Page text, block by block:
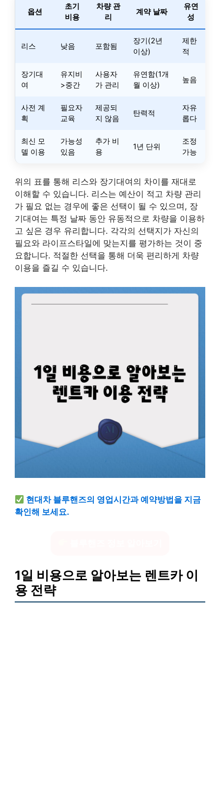
옵션
초기
비용
차량 관
리
계약 날짜
유연
성
리스 낮음 포함됨
장기(2년
이상)
제한
적
장기대
여
유지비
>중간
사용자
가 관리
유연함(1개
월 이상)
높음
사전 계
획
필요자
교육
제공되
지 않음
탄력적
자유
롭다
최신 모
델 이용
가능성
있음
추가 비
용
1년 단위
조정
가능
위의 표를 통해 리스와 장기대여의 차이를 재대로
이해할 수 있습니다. 리스는 예산이 적고 차량 관리
가 필요 없는 경우에 좋은 선택이 될 수 있으며, 장
기대여는 특정 날짜 동안 유동적으로 차량을 이용하
고 싶은 경우 유리합니다. 각각의 선택지가 자신의
필요와 라이프스타일에 맞는지를 평가하는 것이 중
요합니다. 적절한 선택을 통해 더욱 편리하게 차량
이용을 즐길 수 있습니다.
현대차 블루핸즈의 영업시간과 예약방법을 지금
확인해 보세요.
1일 비용으로 알아보는 렌트카 이
용 전략